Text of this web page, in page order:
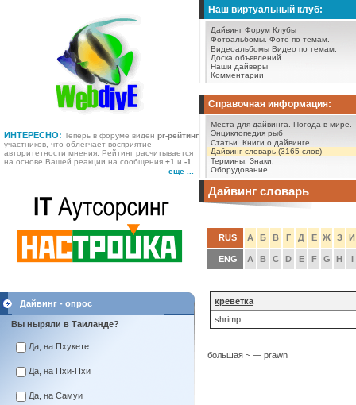
ИНТЕРЕСНО: Теперь в форуме виден pr-рейтинг
участников, что облегчает восприятие
авторитетности мнения. Рейтинг расчитывается
на основе Вашей реакции на сообщения +1 и -1
еще ...
Наш виртуальный клуб:
Дайвинг Форум Клубы
Фотоальбомы. Фото по темам.
Видеоальбомы Видео по темам.
Доска объявлений
Наши дайверы
Комментарии
Справочная информация:
Места для дайвинга.
Погода в мире.
Энциклопедия рыб
Статьи.
Книги о дайвинге.
Дайвинг словарь (3165 слов)
Термины. Знаки.
Оборудование
Дайвинг - опрос
Вы ныряли в Таиланде?
Да, на Пхукете
Да, на Пхи-Пхи
Да, на Самуи
Дайвинг словарь
RUS А Б В Г Д Е Ж З И
ENG A B C D E F G H I
креветка
shrimp
большая ~ — prawn